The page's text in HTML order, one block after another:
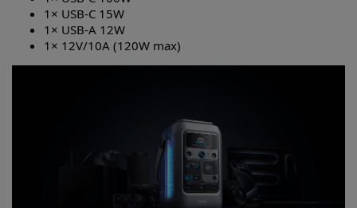
1× USB-C 15W
1× USB-A 12W
1× 12V/10A (120W max)